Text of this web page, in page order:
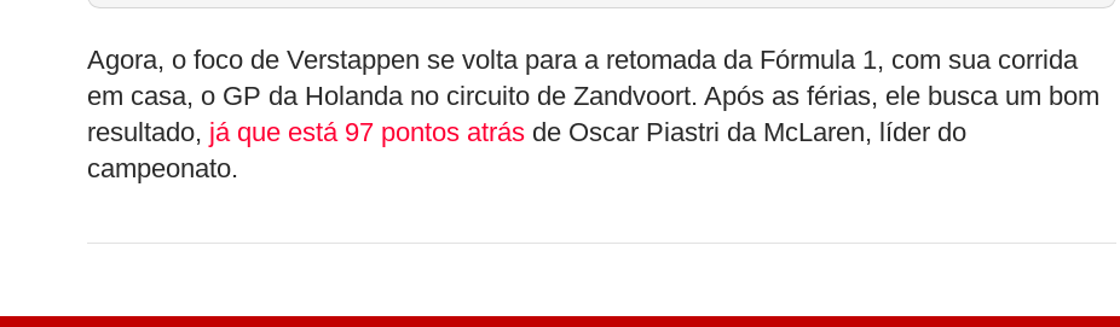
Agora, o foco de Verstappen se volta para a retomada da Fórmula 1, com sua corrida
em casa, o GP da Holanda no circuito de Zandvoort. Após as férias, ele busca um bom
resultado, já que está 97 pontos atrás de Oscar Piastri da McLaren, líder do
campeonato.